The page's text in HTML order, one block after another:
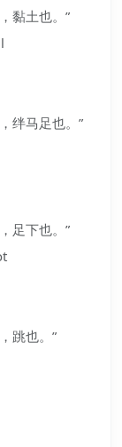
黏土也。”
绊马足也。”
足下也。”
跳也。”